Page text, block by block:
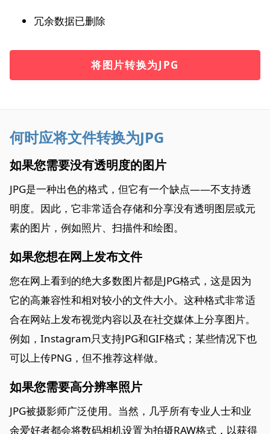
冗余数据已删除
将图片转换为JPG
何时应将文件转换为JPG
如果您需要没有透明度的图片
JPG是一种出色的格式，但它有一个缺点——不支持透
明度。因此，它非常适合存储和分享没有透明图层或元
素的图片，例如照片、扫描件和绘图。
如果您想在网上发布文件
您在网上看到的绝大多数图片都是JPG格式，这是因为
它的高兼容性和相对较小的文件大小。这种格式非常适
合在网站上发布视觉内容以及在社交媒体上分享图片。
例如，Instagram只支持JPG和GIF格式；某些情况下也
可以上传PNG，但不推荐这样做。
如果您需要高分辨率照片
JPG被摄影师广泛使用。当然，几乎所有专业人士和业
余爱好者都会将数码相机设置为拍摄RAW格式，以获得